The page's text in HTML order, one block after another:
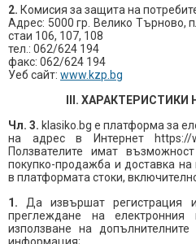
2. Комисия за защита на
Адрес: 5000 гр. Велико Търново,
стаи 106, 107, 108
тел.: 062/624 194
факс: 062/624 194
Уеб сайт: www.kzp.bg
III.
Чл. 3. klasiko.bg e платформа за
на адрес в Интернет https://
Ползвателите имат
покупко-продажба и доставка
в платформата стоки,
1. Да извършат регистрация
преглеждане на
използване на